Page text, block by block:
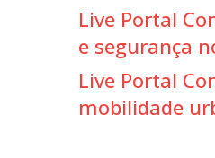
Live Portal
e segurança
Live Portal
mobilidade